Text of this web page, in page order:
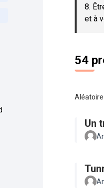
8.
et à
54
Aléatoire